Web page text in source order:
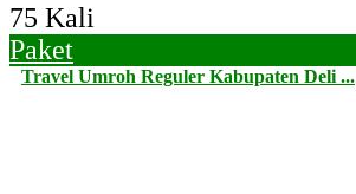
75 Kali
Paket
Travel Umroh Reguler Kabupaten Deli ...